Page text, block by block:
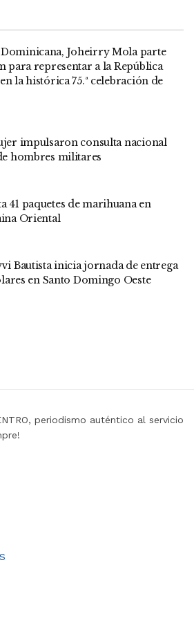
Joheirry Mola parte
para representar a la República
la histórica 75.ª celebración de
impulsaron consulta nacional
hombres militares
41 paquetes de marihuana en
Oriental
Bautista inicia jornada de entrega
en Santo Domingo Oeste
periodismo auténtico al servicio